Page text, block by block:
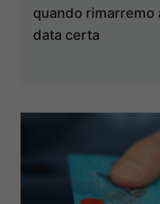
quando rimarremo
data certa